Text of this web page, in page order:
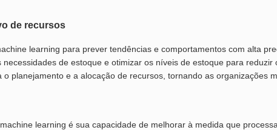
de recursos
learning para prever tendências e comportamentos com alta
de estoque e otimizar os níveis de estoque para reduzir
o planejamento e a alocação de recursos, tornando as organizações
learning é sua capacidade de melhorar à medida que